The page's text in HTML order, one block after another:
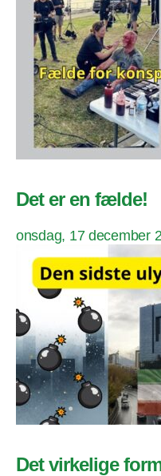
Det er en fælde!
onsdag, 17 december
Det virkelige